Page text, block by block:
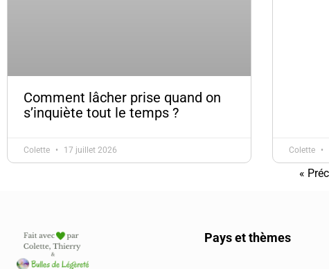
Comment lâcher prise quand on
s’inquiète tout le temps ?
Colette 17 juillet 2026 Colette
«
Pays et thèmes